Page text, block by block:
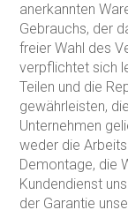
anerkannten
Gebrauchs, der
freier Wahl des
verpflichtet sich
Teilen und die
gewährleisten,
Unternehmen
weder die
Demontage, die
Kundendienst
der Garantie